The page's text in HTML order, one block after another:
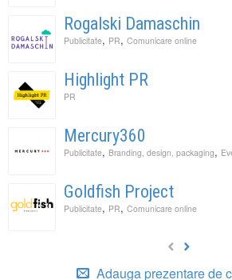
Rogalski Damaschin
Publicitate, PR, Comunicare online
Highlight PR
PR
Mercury360
Publicitate, Branding, design, packaging,
Goldfish Project
Publicitate, PR, Comunicare online
Adauga prezentare de